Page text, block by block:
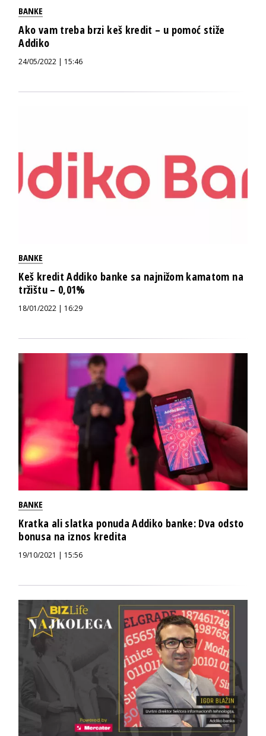
BANKE
Ako vam treba brzi keš kredit – u pomoć stiže
Addiko
24/05/2022 | 15:46
BANKE
Keš kredit Addiko banke sa najnižom kamatom na
tržištu – 0,01%
18/01/2022 | 16:29
BANKE
Kratka ali slatka ponuda Addiko banke: Dva odsto
bonusa na iznos kredita
19/10/2021 | 15:56